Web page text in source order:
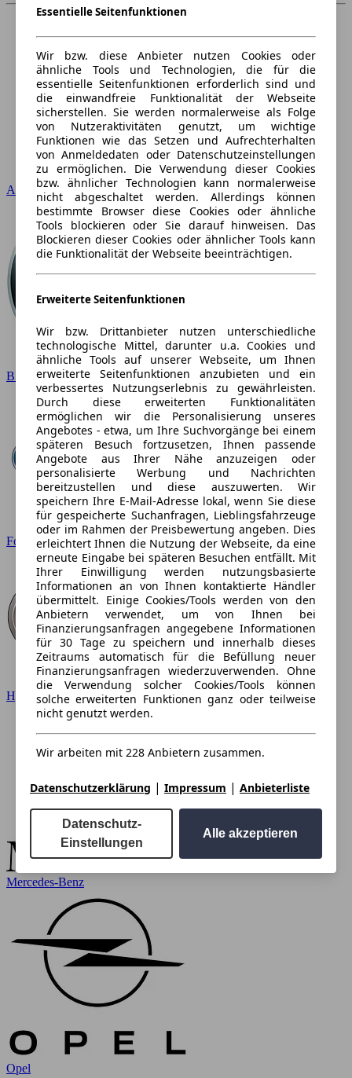
Audi
BMW
Ford
Hyundai
Mercedes-Benz
Opel
Essentielle Seitenfunktionen
Wir bzw. diese Anbieter nutzen Cookies oder
ähnliche Tools und Technologien, die für die
essentielle Seitenfunktionen erforderlich sind und
die einwandfreie Funktionalität der Webseite
sicherstellen. Sie werden normalerweise als Folge
von Nutzeraktivitäten genutzt, um wichtige
Funktionen wie das Setzen und Aufrechterhalten
von Anmeldedaten oder Datenschutzeinstellungen
zu ermöglichen. Die Verwendung dieser Cookies
bzw. ähnlicher Technologien kann normalerweise
nicht abgeschaltet werden. Allerdings können
bestimmte Browser diese Cookies oder ähnliche
Tools blockieren oder Sie darauf hinweisen. Das
Blockieren dieser Cookies oder ähnlicher Tools kann
die Funktionalität der Webseite beeinträchtigen.
Erweiterte Seitenfunktionen
Wir bzw. Drittanbieter nutzen unterschiedliche
technologische Mittel, darunter u.a. Cookies und
ähnliche Tools auf unserer Webseite, um Ihnen
erweiterte Seitenfunktionen anzubieten und ein
verbessertes Nutzungserlebnis zu gewährleisten.
Durch diese erweiterten Funktionalitäten
ermöglichen wir die Personalisierung unseres
Angebotes - etwa, um Ihre Suchvorgänge bei einem
späteren Besuch fortzusetzen, Ihnen passende
Angebote aus Ihrer Nähe anzuzeigen oder
personalisierte Werbung und Nachrichten
bereitzustellen und diese auszuwerten. Wir
speichern Ihre E-Mail-Adresse lokal, wenn Sie diese
für gespeicherte Suchanfragen, Lieblingsfahrzeuge
oder im Rahmen der Preisbewertung angeben. Dies
erleichtert Ihnen die Nutzung der Webseite, da eine
erneute Eingabe bei späteren Besuchen entfällt. Mit
Ihrer Einwilligung werden nutzungsbasierte
Informationen an von Ihnen kontaktierte Händler
übermittelt. Einige Cookies/Tools werden von den
Anbietern verwendet, um von Ihnen bei
Finanzierungsanfragen angegebene Informationen
für 30 Tage zu speichern und innerhalb dieses
Zeitraums automatisch für die Befüllung neuer
Finanzierungsanfragen wiederzuverwenden. Ohne
die Verwendung solcher Cookies/Tools können
solche erweiterten Funktionen ganz oder teilweise
nicht genutzt werden.
Wir arbeiten mit 228 Anbietern zusammen.
Datenschutzerklärung | Impressum | Anbieterliste
Datenschutz-
Einstellungen
Alle akzeptieren